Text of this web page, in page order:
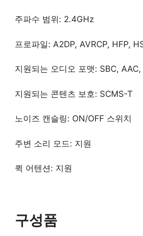
주파수 범위: 2.4GHz
프로파일: A2DP, AVRCP, HFP,
지원되는 오디오 포맷: SBC, AAC,
지원되는 콘텐츠 보호: SCMS-T
노이즈 캔슬링: ON/OFF 스위치
주변 소리 모드: 지원
퀵 어텐션: 지원
구성품